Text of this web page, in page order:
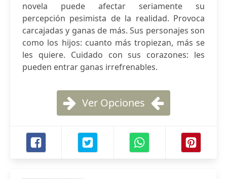
novela puede afectar seriamente su
percepción pesimista de la realidad. Provoca
carcajadas y ganas de más. Sus personajes son
como los hijos: cuanto más tropiezan, más se
les quiere. Cuidado con sus corazones: les
pueden entrar ganas irrefrenables.
Ver Opciones